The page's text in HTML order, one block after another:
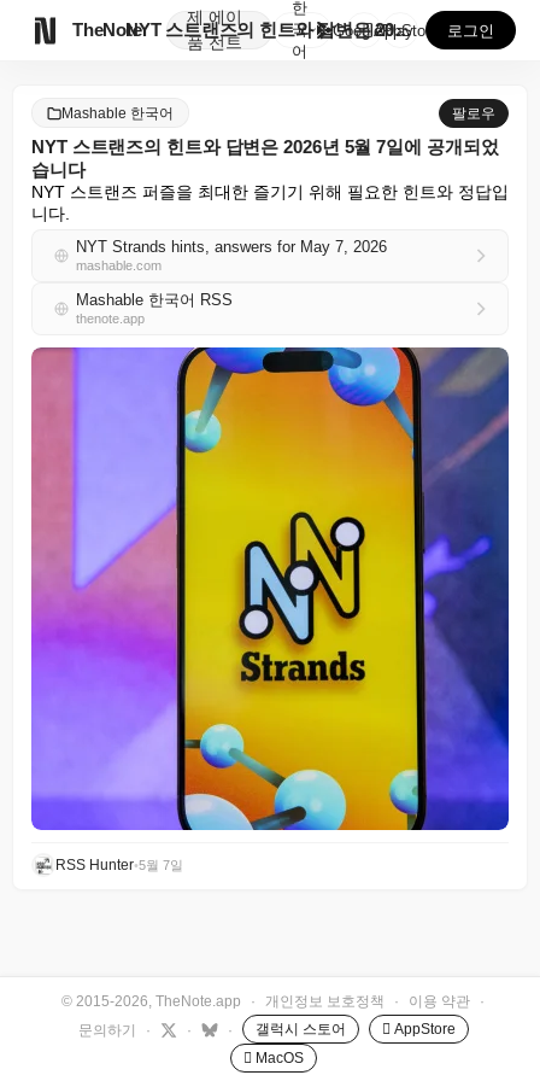
TheNote
제
품
에이
전트
NYT 스트랜즈의 힌트와 답변은 2026년 5월 7일에...
한
국
어
GooglePlay
AppStore 로그인
Mashable 한국어 팔로우
NYT 스트랜즈의 힌트와 답변은 2026년 5월 7일에 공개되었
습니다
NYT 스트랜즈 퍼즐을 최대한 즐기기 위해 필요한 힌트와 정답입
니다.
NYT Strands hints, answers for May 7, 2026
mashable.com
Mashable 한국어 RSS
thenote.app
RSS Hunter•5월 7일
© 2015-2026, TheNote.app · 개인정보 보호정책 · 이용 약관
·
문의하기
· · · 갤럭시 스토어
 AppStore
 MacOS